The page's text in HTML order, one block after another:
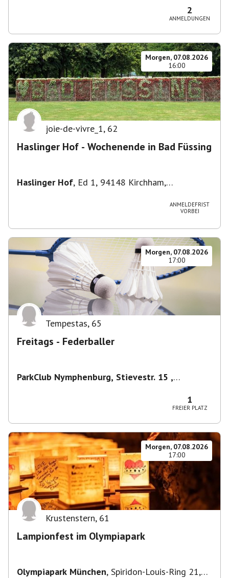
2
ANMELDUNGEN
Morgen, 07.08.2026
16:00
joie-de-vivre_1, 62
Haslinger Hof - Wochenende in Bad Füssing
Haslinger Hof, Ed 1, 94148 Kirchham,
ANMELDEFRIST
VORBEI
Morgen, 07.08.2026
17:00
Tempestas, 65
Freitags - Federballer
ParkClub Nymphenburg, Stievestr. 15 ,
1
FREIER PLATZ
Morgen, 07.08.2026
17:00
Krustenstern, 61
Lampionfest im Olympiapark
Olympiapark München, Spiridon-Louis-Ring 21,